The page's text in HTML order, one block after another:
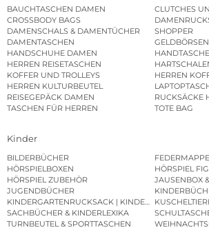
BAUCHTASCHEN DAMEN
CLUTCHES
CROSSBODY BAGS
DAMENSCHALS & DAMENTÜCHER
SHOPPER
DAMENTASCHEN
HANDSCHUHE DAMEN
HERREN REISETASCHEN
KOFFER UND TROLLEYS
HERREN
HERREN KULTURBEUTEL
REISEGEPÄCK DAMEN
RUCKSÄCKE
TASCHEN FÜR HERREN
TOTE BAG
Kinder
BILDERBÜCHER
HÖRSPIELBOXEN
HÖRSPIEL
HÖRSPIEL ZUBEHÖR
JAUSENBOX
JUGENDBÜCHER
KINDERGARTENRUCKSACK |
SACHBÜCHER & KINDERLEXIKA
TURNBEUTEL & SPORTTASCHEN